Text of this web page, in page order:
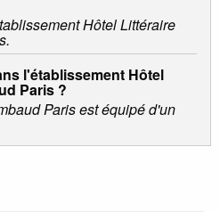
Hôtel Littéraire
l'établissement Hôtel
Paris ?
Paris est équipé d'un